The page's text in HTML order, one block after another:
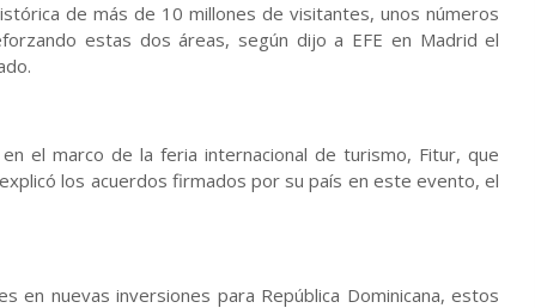
de más de 10 millones de visitantes, unos números
estas dos áreas, según dijo a EFE en Madrid el
el marco de la feria internacional de turismo, Fitur, que
los acuerdos firmados por su país en este evento, el
en nuevas inversiones para República Dominicana, estos